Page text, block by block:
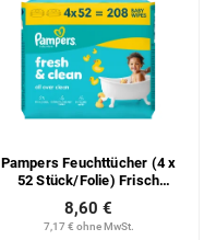
Pampers Feuchttücher (4 x
52 Stück/Folie) Frisch
7,17 € ohne MwSt.
8,60 €